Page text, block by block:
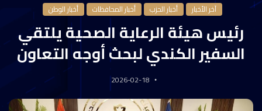
آخر الأخبار أخبار الحزب أخبار المحافظات أخبار الوطن
رئيس هيئة الرعاية الصحية يلتقي
السفير الكندي لبحث أوجه التعاون
2026-02-18